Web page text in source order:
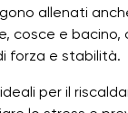
allenati
cosce e bacino,
forza e stabilità.
per il